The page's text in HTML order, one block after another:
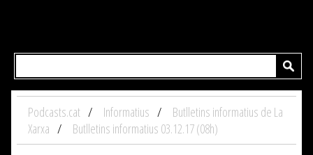
Podcasts.cat Informatius
Butlletins informatius de La
Xarxa
Butlletins informatius 03.12.17 (08h)